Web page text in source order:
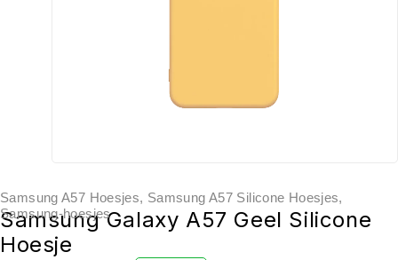
Samsung A57 Hoesjes, Samsung A57 Silicone Hoesjes,
Samsung-hoesjes
Samsung Galaxy A57 Geel Silicone
Hoesje